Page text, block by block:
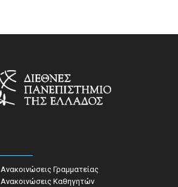
Ανακοινώσεις Γραμματείας
Ανακοινώσεις Καθηγητών